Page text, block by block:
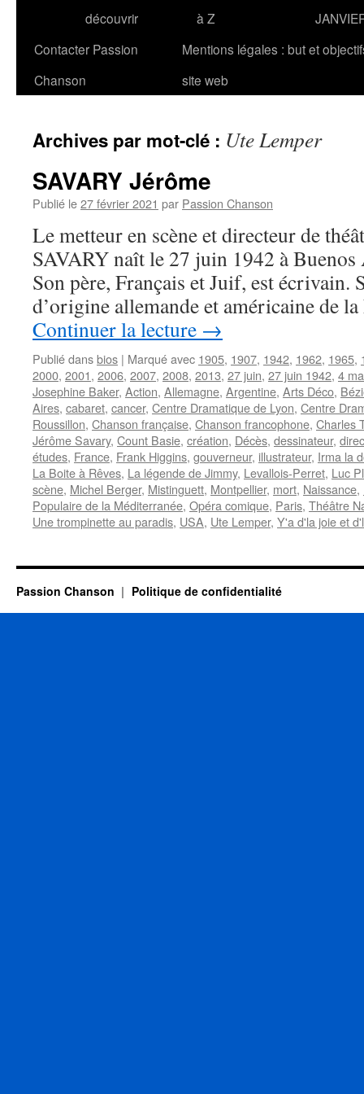
découvrir
à Z
Contacter Passion
Chanson
Mentions légales : but et
site web
Archives par mot-clé : Ute Lemper
SAVARY Jérôme
Publié le27 février 2021 par Passion Chanson
Le metteur en scène et directeur de
SAVARY naît le 27 juin 1942 à
Son père, Français et Juif, est écrivain.
d’origine allemande et américaine de
Continuer la lecture →
Publié dansbios | Marqué avec 1905, 1907, 1942, 1962, 1965,
2000, 2001, 2006, 2007, 2008, 2013, 27 juin, 27 juin 1942, 4
Josephine Baker, Action, Allemagne, Argentine, Arts Déco,
Aires, cabaret, cancer, Centre Dramatique de Lyon, Centre
Roussillon, Chanson française, Chanson francophone, Charles
Jérôme Savary, Count Basie, création, Décès, dessinateur,
études, France, Frank Higgins, gouverneur, illustrateur, Irma la
La Boite à Rêves, La légende de Jimmy, Levallois-Perret, Luc
scène, Michel Berger, Mistinguett, Montpellier, mort, Naissance,
Populaire de la Méditerranée, Opéra comique, Paris, Théâtre
Une trompinette au paradis, USA, Ute Lemper, Y'a d'la joie et
Passion Chanson Politique de confidentialité